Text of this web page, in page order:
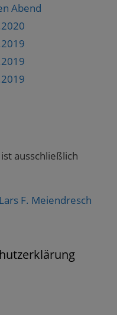
Abend
ausschließlich
Lars F. Meiendresch